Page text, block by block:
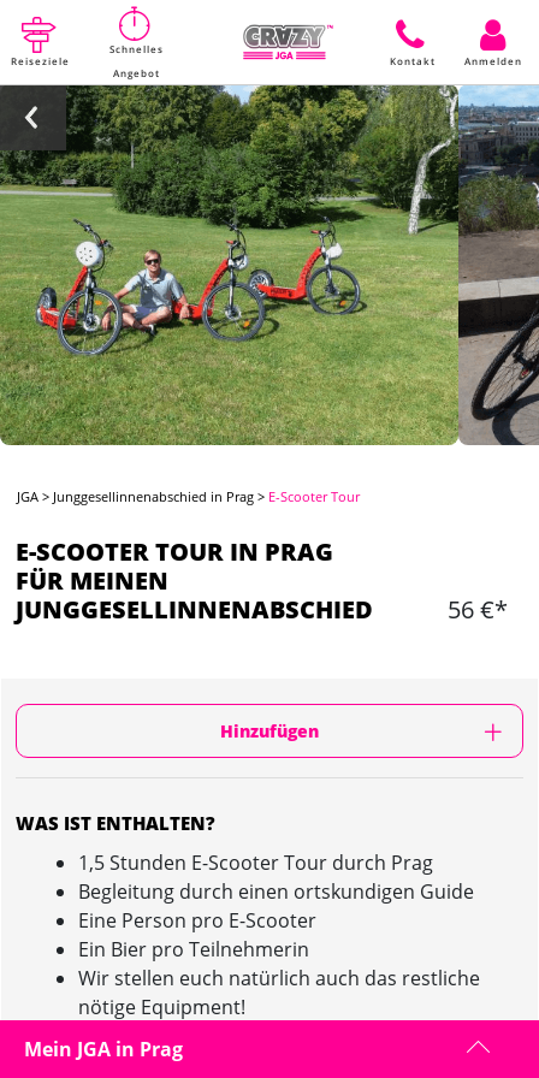
Reiseziele
Schnelles
Angebot
Kontakt Anmelden
JGA > Junggesellinnenabschied in Prag > E-Scooter Tour
E-SCOOTER TOUR IN PRAG
FÜR MEINEN
JUNGGESELLINNENABSCHIED
56 €*
Hinzufügen
WAS IST ENTHALTEN?
1,5 Stunden E-Scooter Tour durch Prag
Begleitung durch einen ortskundigen Guide
Eine Person pro E-Scooter
Ein Bier pro Teilnehmerin
Wir stellen euch natürlich auch das restliche
nötige Equipment!
Mein JGA in Prag